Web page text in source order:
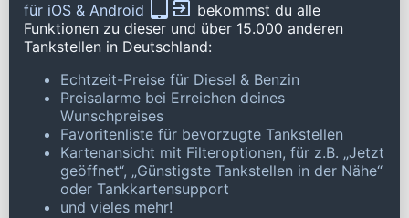
für iOS & Android
bekommst du alle
Funktionen zu dieser und über 15.000 anderen
Tankstellen in Deutschland:
Echtzeit-Preise für Diesel & Benzin
Preisalarme bei Erreichen deines
Wunschpreises
Favoritenliste für bevorzugte Tankstellen
Kartenansicht mit Filteroptionen, für z.B. „Jetzt
geöffnet“, „Günstigste Tankstellen in der Nähe“
oder Tankkartensupport
und vieles mehr!